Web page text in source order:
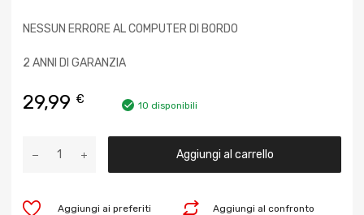
NESSUN ERRORE AL COMPUTER DI BORDO
2 ANNI DI GARANZIA
29,99 € 10 disponibili
Aggiungi al carrello
Aggiungi al confronto
Aggiungi ai preferiti